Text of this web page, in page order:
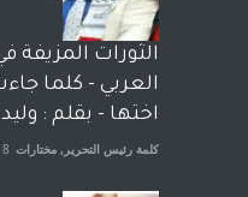
الشيخ طارق
الحكومة
الجنسية عن يد
آراء حرة مختارات 7 أبريل، 2023
الثورات المزيفة
العربي - كلما
اختها - بقلم :
كلمة رئيس التحرير , مختارات 18